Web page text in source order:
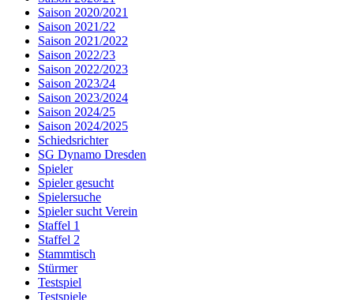
Saison 2020/2021
Saison 2021/22
Saison 2021/2022
Saison 2022/23
Saison 2022/2023
Saison 2023/24
Saison 2023/2024
Saison 2024/25
Saison 2024/2025
Schiedsrichter
SG Dynamo Dresden
Spieler
Spieler gesucht
Spielersuche
Spieler sucht Verein
Staffel 1
Staffel 2
Stammtisch
Stürmer
Testspiel
Testspiele